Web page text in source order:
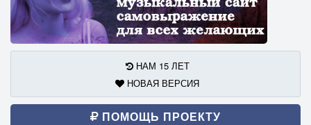
НАМ 15 ЛЕТ
НОВАЯ ВЕРСИЯ
ПОМОЩЬ ПРОЕКТУ